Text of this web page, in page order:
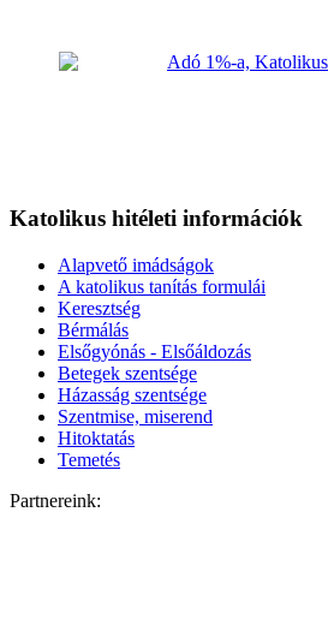
Katolikus hitéleti információk
Alapvető imádságok
A katolikus tanítás formulái
Keresztség
Bérmálás
Elsőgyónás - Elsőáldozás
Betegek szentsége
Házasság szentsége
Szentmise, miserend
Hitoktatás
Temetés
Partnereink: